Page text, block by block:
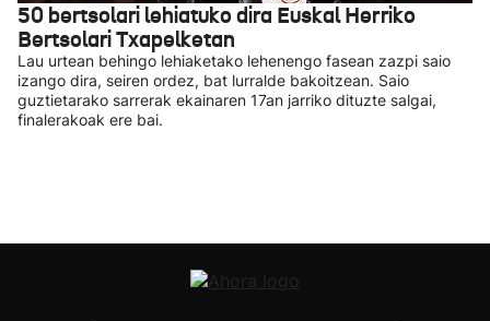
50 bertsolari lehiatuko dira Euskal Herriko
Bertsolari Txapelketan
Lau urtean behingo lehiaketako lehenengo fasean zazpi saio
izango dira, seiren ordez, bat lurralde bakoitzean. Saio
guztietarako sarrerak ekainaren 17an jarriko dituzte salgai,
finalerakoak ere bai.